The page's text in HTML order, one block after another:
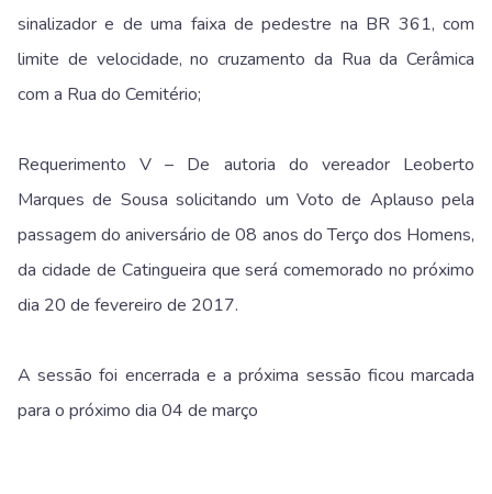
sinalizador e de uma faixa de pedestre na BR 361, com
limite de velocidade, no cruzamento da Rua da Cerâmica
com a Rua do Cemitério;
Requerimento V – De autoria do vereador Leoberto
Marques de Sousa solicitando um Voto de Aplauso pela
passagem do aniversário de 08 anos do Terço dos Homens,
da cidade de Catingueira que será comemorado no próximo
dia 20 de fevereiro de 2017.
A sessão foi encerrada e a próxima sessão ficou marcada
para o próximo dia 04 de março